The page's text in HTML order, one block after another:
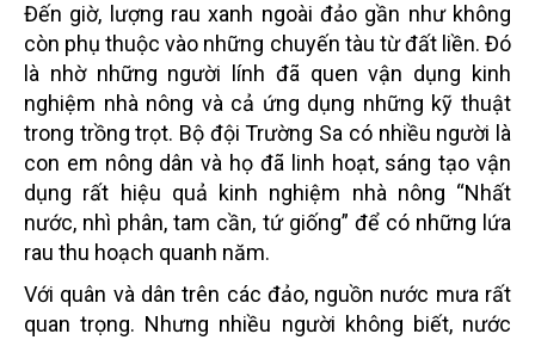
Đến giờ, lượng rau xanh ngoài đảo gần như không
còn phụ thuộc vào những chuyến tàu từ đất liền. Đó
là nhờ những người lính đã quen vận dụng kinh
nghiệm nhà nông và cả ứng dụng những kỹ thuật
trong trồng trọt. Bộ đội Trường Sa có nhiều người là
con em nông dân và họ đã linh hoạt, sáng tạo vận
dụng rất hiệu quả kinh nghiệm nhà nông “Nhất
nước, nhì phân, tam cần, tứ giống” để có những lứa
rau thu hoạch quanh năm.
Với quân và dân trên các đảo, nguồn nước mưa rất
quan trọng. Nhưng nhiều người không biết, nước